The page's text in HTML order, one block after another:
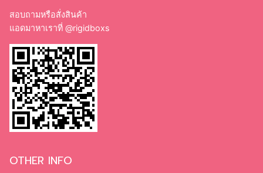
สอบถามหรือสั่งสินค้า
แอดมาหาเราที่ @rigidboxs
OTHER INFO